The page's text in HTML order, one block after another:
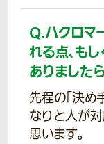
Q.ハクロマ
れる点、も
ありました
先程の「決め
なりと人が
思います。